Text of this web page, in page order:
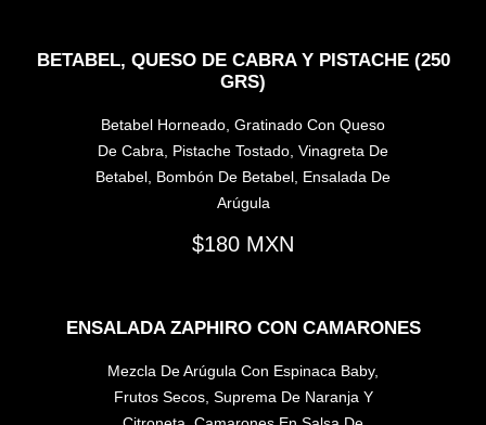
BETABEL, QUESO DE CABRA Y PISTACHE (250
GRS)
Betabel Horneado, Gratinado Con Queso
De Cabra, Pistache Tostado, Vinagreta De
Betabel, Bombón De Betabel, Ensalada De
Arúgula
180
ENSALADA ZAPHIRO CON CAMARONES
Mezcla De Arúgula Con Espinaca Baby,
Frutos Secos, Suprema De Naranja Y